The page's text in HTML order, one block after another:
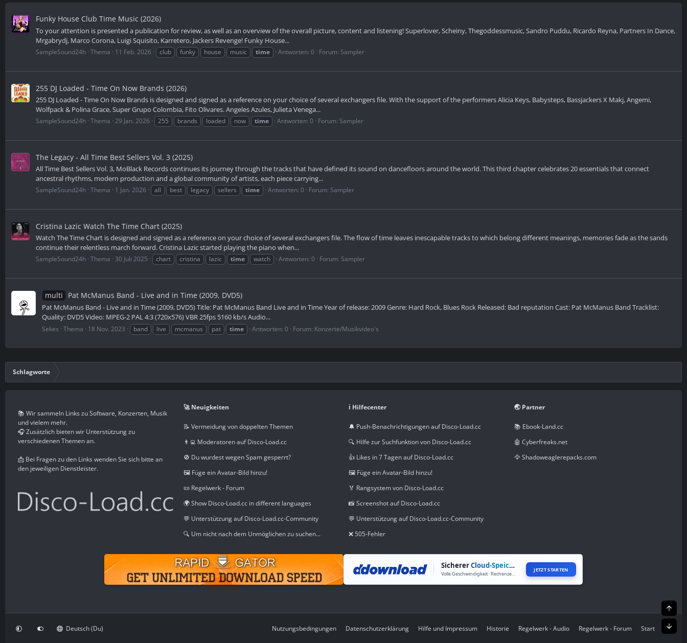
Funky House Club Time Music (2026)
To your attention is presented a publication for review, as well as an overview of the overall picture, content and listening! Superlover, Scheiny, Thegoddessmusic, Sandro Puddu, Ricardo Reyna, Partners In Dance,
Mrgabrydj, Marco Corona, Luigi Squisito, Karretero, Jackers Revenge! Funky House...
SampleSound24h Thema 11 Feb. 2026 club funky house music time Antworten: 0 Forum: Sampler
255 DJ Loaded - Time On Now Brands (2026)
255 DJ Loaded - Time On Now Brands is designed and signed as a reference on your choice of several exchangers file. With the support of the performers Alicia Keys, Babysteps, Bassjackers X Makj, Angemi,
Wolfpack & Polina Grace, Super Grupo Colombia, Fito Olivares. Angeles Azules, Julieta Venega...
SampleSound24h Thema 29 Jan. 2026 255 brands loaded now time Antworten: 0 Forum: Sampler
The Legacy - All Time Best Sellers Vol. 3 (2025)
All Time Best Sellers Vol. 3, MoBlack Records continues its journey through the tracks that have defined its sound on dancefloors around the world. This third chapter celebrates 20 essentials that connect
ancestral rhythms, modern production and a global community of artists, each piece carrying...
SampleSound24h Thema 1 Jan. 2026 all best legacy sellers time Antworten: 0 Forum: Sampler
Cristina Lazic Watch The Time Chart (2025)
Watch The Time Chart is designed and signed as a reference on your choice of several exchangers file. The flow of time leaves inescapable tracks to which belong different meanings, memories fade as the sands
continue their relentless march forward. Cristina Lazic started playing the piano when...
SampleSound24h Thema 30 Juli 2025 chart cristina lazic time watch Antworten: 0 Forum: Sampler
multi Pat McManus Band - Live and in Time (2009, DVD5)
Pat McManus Band - Live and in Time (2009, DVD5) Title: Pat McManus Band Live and in Time Year of release: 2009 Genre: Hard Rock, Blues Rock Released: Bad reputation Cast: Pat McManus Band Tracklist:
Quality: DVD5 Video: MPEG-2 PAL 4:3 (720x576) VBR 25fps 5160 kb/s Audio...
Sekes Thema 18 Nov. 2023 band live mcmanus pat time Antworten: 0 Forum: Konzerte/Musikvideo's
Schlagworte
📚 Wir sammeln Links zu Software, Konzerten, Musik
und vielem mehr.
🎧 Zusätzlich bieten wir Unterstützung zu
verschiedenen Themen an.
📩 Bei Fragen zu den Links wenden Sie sich bitte an
den jeweiligen Dienstleister.
🚀 Neuigkeiten
📝 Vermeidung von doppelten Themen
👨‍💻 Moderatoren auf Disco-Load.cc
🚫 Du wurdest wegen Spam gesperrt?
🖼️ Füge ein Avatar-Bild hinzu!
📜 Regelwerk - Forum
🌍 Show Disco-Load.cc in different languages
💬 Unterstützung auf Disco-Load.cc-Community
🔍 Um nicht nach dem Unmöglichen zu suchen...
ℹ️ Hilfecenter
🔔 Push-Benachrichtigungen auf Disco-Load.cc
🔍 Hilfe zur Suchfunktion von Disco-Load.cc
👍 Likes in 7 Tagen auf Disco-Load.cc
🖼️ Füge ein Avatar-Bild hinzu!
🏅 Rangsystem von Disco-Load.cc
📸 Screenshot auf Disco-Load.cc
💬 Unterstützung auf Disco-Load.cc-Community
❌ 505-Fehler
🌏 Partner
📚 Ebook-Land.cc
🤖 Cyberfreaks.net
🦅 Shadoweaglerepacks.com
SichererCloud-Speicher
Volle Geschwindigkeit · Rechenzentren weltweit
JETZT STARTEN
Deutsch (Du) Nutzungsbedingungen Datenschutzerklärung Hilfe und Impressum Historie Regelwerk - Audio Regelwerk - Forum Start
R
S